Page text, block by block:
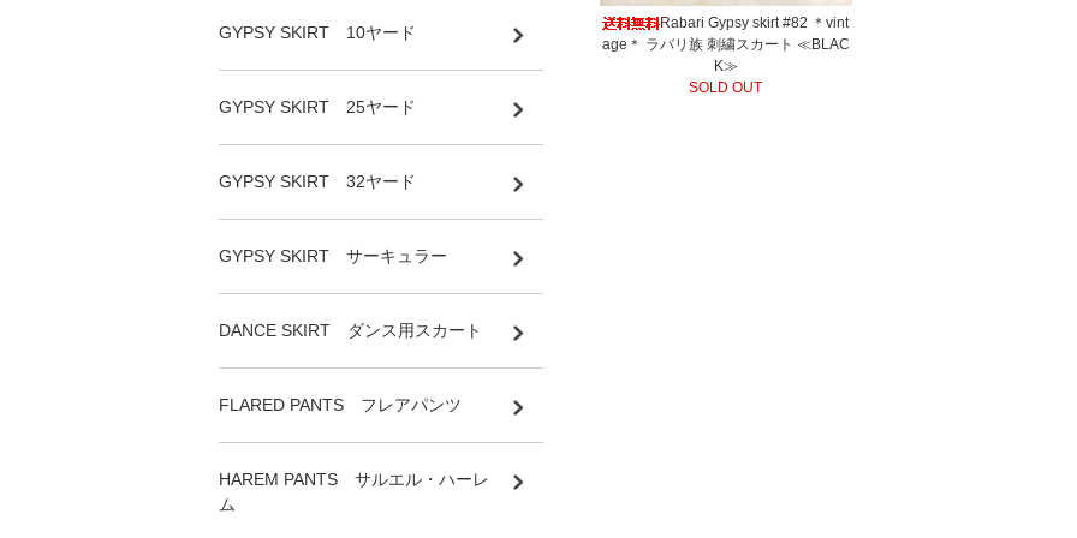
Rabari Gypsy skirt #82 ＊vint
age＊ ラバリ族 刺繍スカート ≪BLAC
K≫
SOLD OUT
GYPSY SKIRT 10ヤード
GYPSY SKIRT 25ヤード
GYPSY SKIRT 32ヤード
GYPSY SKIRT サーキュラー
DANCE SKIRT ダンス用スカート
FLARED PANTS フレアパンツ
HAREM PANTS サルエル・ハーレ
ム